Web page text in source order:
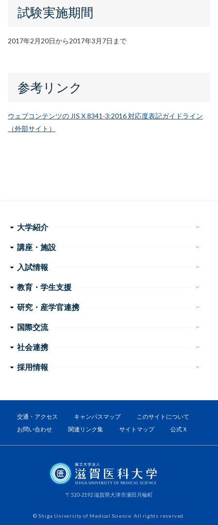
試験実施期間
2017年2月20日から2017年3月7日まで
参考リンク
ウェブコンテンツの JIS X 8341-3:2016 対応度表記ガイドライン
（外部サイト）
フ
タ
ー
ナ
ビ
ゲ
ー
ョ
ン
大学紹介 keyboard_arrow_down
理念・使命
学長メッセージ
特色ある取り組み
運営組織
情報公開
講座・施設 keyboard_arrow_down
医学科
看護学科
附属病院
センター・施設等
入試情報 keyboard_arrow_down
医学部 医学科・看護学科
大学院医学系研究科
大学案内
イベント
お問い合わせ
教育・学生支援 keyboard_arrow_down
教育
学生生活
特色ある教育プログラム
諸手続・諸証明
学生相談
研究・産学官連携 keyboard_arrow_down
産学官連携
重点プロジェクト・研究成果
研究支援
研究公正
国際交流 keyboard_arrow_down
外国人留学生の手引き
国際交流会館
社会連携 keyboard_arrow_down
公開講座
高大連携
地域医療教育研究拠点
震災支援
採用情報 keyboard_arrow_down
フ
交通・アクセス キャンパスマップ
このサイトについて
お問い合わせ
関連リンク集 サイトマップ 公式Ｘ
〒520-2192 滋賀県大津市瀬田月輪町
© Shiga University of Medical Science. All rights reserved.